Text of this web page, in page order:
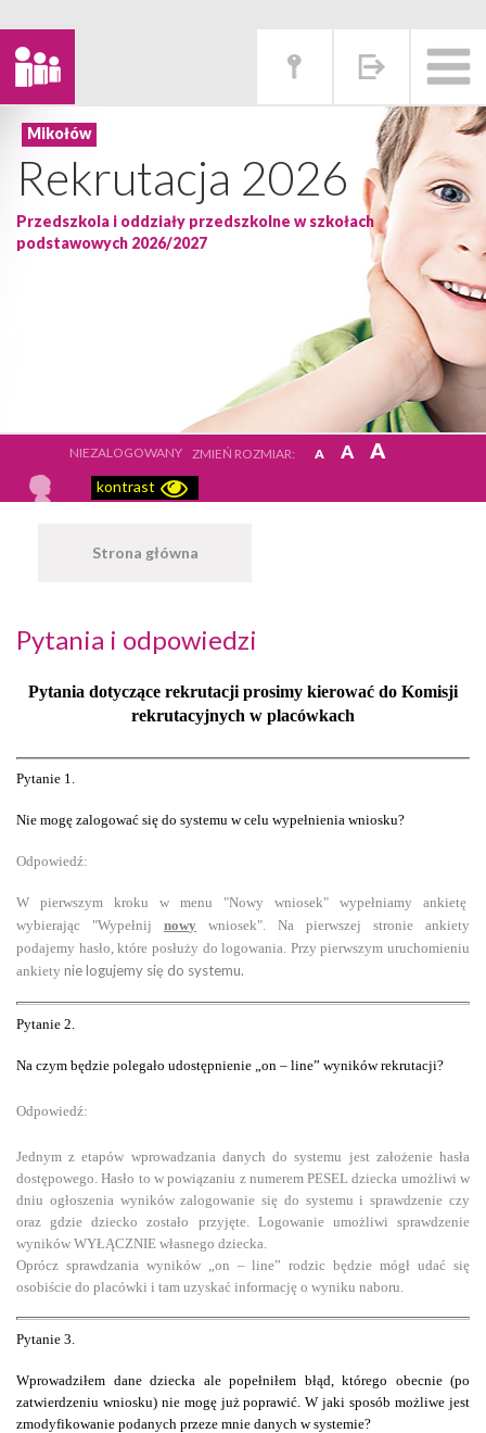
Rekrutacja 2026
Przedszkola i oddziały przedszkolne w szkołach
podstawowych 2026/2027
NIEZALOGOWANY ZMIEŃ ROZMIAR: A A A
kontrast
Strona główna
Pytania i odpowiedzi
Pytania dotyczące rekrutacji prosimy kierować do Komisji
rekrutacyjnych w placówkach
Pytanie 1.
Nie mogę zalogować się do systemu w celu wypełnienia wniosku?
Odpowiedź:
W pierwszym kroku w menu "Nowy wniosek" wypełniamy ankietę
wybierając "Wypełnij nowy wniosek". Na pierwszej stronie ankiety
podajemy hasło, które posłuży do logowania. Przy pierwszym uruchomieniu
ankiety nie logujemy się do systemu.
Pytanie 2.
Na czym będzie polegało udostępnienie „on – line” wyników rekrutacji?
Odpowiedź:
Jednym z etapów wprowadzania danych do systemu jest założenie hasła
dostępowego. Hasło to w powiązaniu z numerem PESEL dziecka umożliwi w
dniu ogłoszenia wyników zalogowanie się do systemu i sprawdzenie czy
oraz gdzie dziecko zostało przyjęte. Logowanie umożliwi sprawdzenie
wyników WYŁĄCZNIE własnego dziecka.
Oprócz sprawdzania wyników „on – line” rodzic będzie mógł udać się
osobiście do placówki i tam uzyskać informację o wyniku naboru.
Pytanie 3
Wprowadziłem dane dziecka ale popełniłem błąd, którego obecnie (po
zatwierdzeniu wniosku) nie mogę już poprawić. W jaki sposób możliwe jest
zmodyfikowanie podanych przeze mnie danych w systemie?